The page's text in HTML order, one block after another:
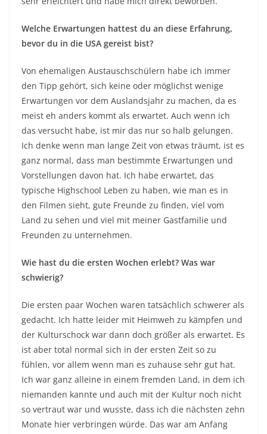
Welche Erwartungen hattest du an diese Erfahrung,
bevor du in die USA gereist bist?
Von ehemaligen Austauschschülern habe ich immer
den Tipp gehört, sich keine oder möglichst wenige
Erwartungen vor dem Auslandsjahr zu machen, da es
meist eh anders kommt als erwartet. Auch wenn ich
das versucht habe, ist mir das nur so halb gelungen.
Ich denke wenn man lange Zeit von etwas träumt, ist es
ganz normal, dass man bestimmte Erwartungen und
Vorstellungen davon hat. Ich habe erwartet, das
typische Highschool Leben zu haben, wie man es in
den Filmen sieht, gute Freunde zu finden, viel vom
Land zu sehen und viel mit meiner Gastfamilie und
Freunden zu unternehmen.
Wie hast du die ersten Wochen erlebt? Was war
schwierig?
Die ersten paar Wochen waren tatsächlich schwerer als
gedacht. Ich hatte leider mit Heimweh zu kämpfen und
der Kulturschock war dann doch größer als erwartet. Es
ist aber total normal sich in der ersten Zeit so zu
fühlen, vor allem wenn man es zuhause sehr gut hat.
Ich war ganz alleine in einem fremden Land, in dem ich
niemanden kannte und auch mit der Kultur noch nicht
so vertraut war und wusste, dass ich die nächsten zehn
Monate hier verbringen würde. Das war am Anfang